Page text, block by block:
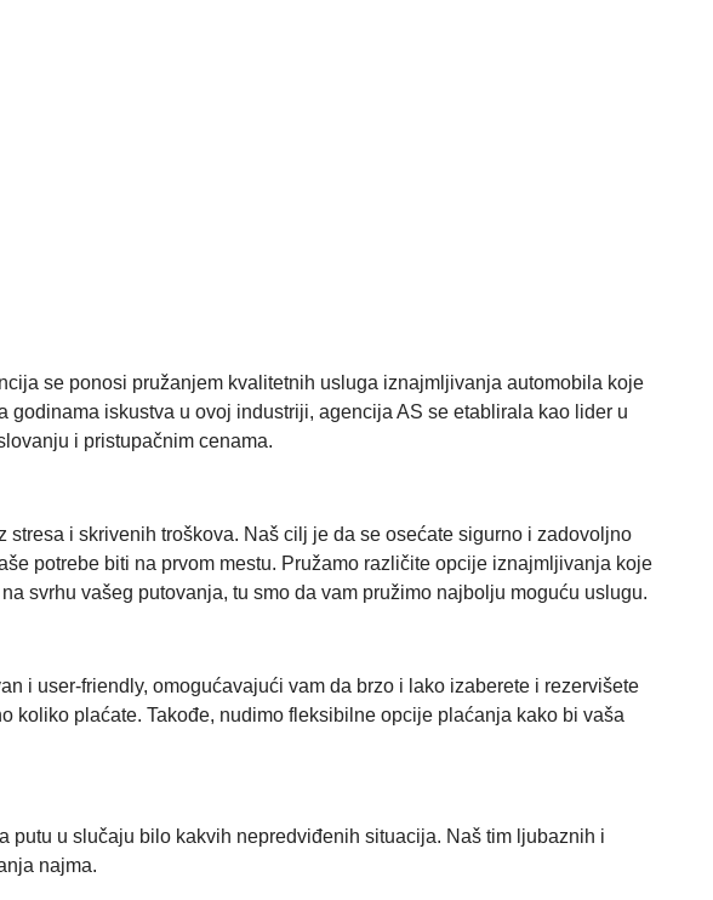
se ponosi pružanjem kvalitetnih usluga iznajmljivanja automobila koje
iskustva u ovoj industriji, agencija AS se etablirala kao lider u
i pristupačnim cenama.
i skrivenih troškova. Naš cilj je da se osećate sigurno i zadovoljno
potrebe biti na prvom mestu. Pružamo različite opcije iznajmljivanja koje
svrhu vašeg putovanja, tu smo da vam pružimo najbolju moguću uslugu.
i user-friendly, omogućavajući vam da brzo i lako izaberete i rezervišete
koliko plaćate. Takođe, nudimo fleksibilne opcije plaćanja kako bi vaša
putu u slučaju bilo kakvih nepredviđenih situacija. Naš tim ljubaznih i
najma.